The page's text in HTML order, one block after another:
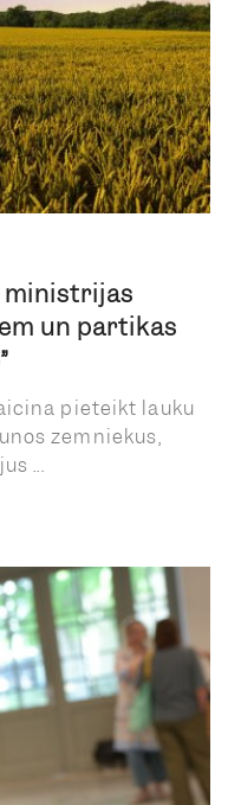
ministrijas
un pārtikas
pieteikt lauku
zemniekus,
...